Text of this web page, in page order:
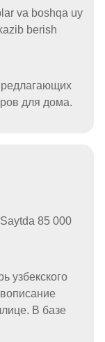
va boshqa uy
berish
для дома.
85 000
узбекского
В базе